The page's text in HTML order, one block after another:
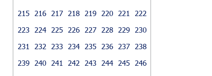
215
216 217 218 219 220 221
222
223
224 225 226 227 228 229
230
231
232 233 234 235 236 237
238
239
240 241 242 243 244 245
246